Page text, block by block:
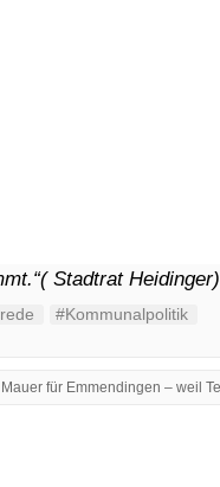
Stadtrat Heidinger)
#Kommunalpolitik